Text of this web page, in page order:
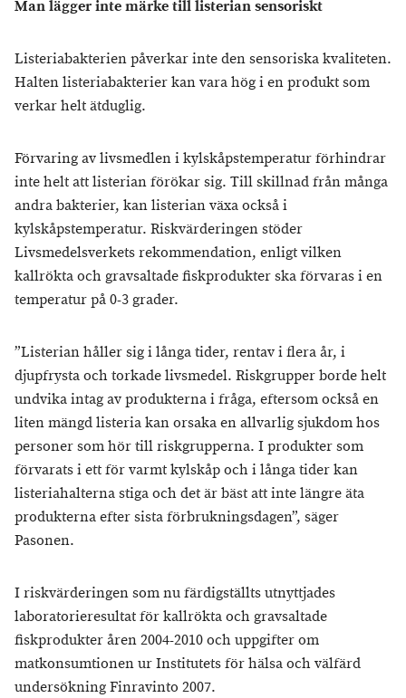
Man lägger inte märke till listerian sensoriskt
Listeriabakterien påverkar inte den sensoriska kvaliteten.
Halten listeriabakterier kan vara hög i en produkt som
verkar helt ätduglig.
Förvaring av livsmedlen i kylskåpstemperatur förhindrar
inte helt att listerian förökar sig. Till skillnad från många
andra bakterier, kan listerian växa också i
kylskåpstemperatur. Riskvärderingen stöder
Livsmedelsverkets rekommendation, enligt vilken
kallrökta och gravsaltade fiskprodukter ska förvaras i en
temperatur på 0-3 grader.
”Listerian håller sig i långa tider, rentav i flera år, i
djupfrysta och torkade livsmedel. Riskgrupper borde helt
undvika intag av produkterna i fråga, eftersom också en
liten mängd listeria kan orsaka en allvarlig sjukdom hos
personer som hör till riskgrupperna. I produkter som
förvarats i ett för varmt kylskåp och i långa tider kan
listeriahalterna stiga och det är bäst att inte längre äta
produkterna efter sista förbrukningsdagen”, säger
Pasonen.
I riskvärderingen som nu färdigställts utnyttjades
laboratorieresultat för kallrökta och gravsaltade
fiskprodukter åren 2004-2010 och uppgifter om
matkonsumtionen ur Institutets för hälsa och välfärd
undersökning Finravinto 2007.